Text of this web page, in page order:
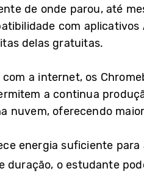
de onde parou, até
com
delas gratuitas.
a internet, os
a continua
nuvem, oferecendo
energia suficiente
duração, o estudante